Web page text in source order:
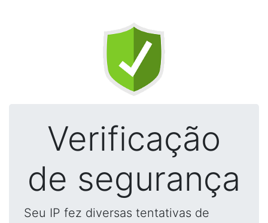
Verificação
de segurança
Seu IP fez diversas tentativas de